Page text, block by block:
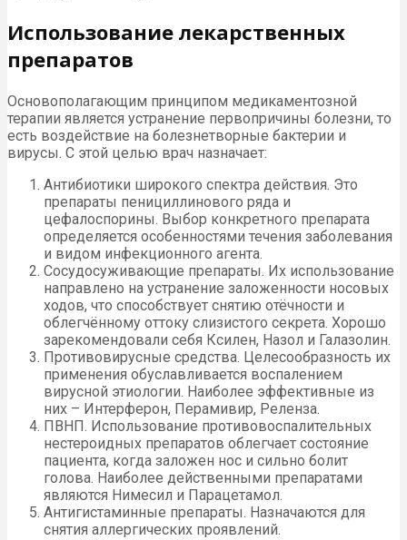
Использование лекарственных
препаратов
Основополагающим принципом медикаментозной
терапии является устранение первопричины болезни, то
есть воздействие на болезнетворные бактерии и
вирусы. С этой целью врач назначает:
Антибиотики широкого спектра действия. Это
препараты пенициллинового ряда и
цефалоспорины. Выбор конкретного препарата
определяется особенностями течения заболевания
и видом инфекционного агента.
Сосудосуживающие препараты. Их использование
направлено на устранение заложенности носовых
ходов, что способствует снятию отёчности и
облегчённому оттоку слизистого секрета. Хорошо
зарекомендовали себя Ксилен, Назол и Галазолин.
Противовирусные средства. Целесообразность их
применения обуславливается воспалением
вирусной этиологии. Наиболее эффективные из
них – Интерферон, Перамивир, Реленза.
ПВНП. Использование противовоспалительных
нестероидных препаратов облегчает состояние
пациента, когда заложен нос и сильно болит
голова. Наиболее действенными препаратами
являются Нимесил и Парацетамол.
Антигистаминные препараты. Назначаются для
снятия аллергических проявлений.